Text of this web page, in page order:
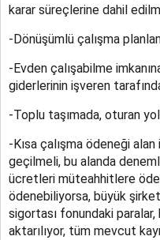
karar süreçlerine dahil
-Dönüşümlü çalışma
-Evden çalışabilme
giderlerinin işveren
-Toplu taşımada, oturan
-Kısa çalışma ödeneği alan
geçilmeli, bu alanda
ücretleri müteahhitlere
ödenebiliyorsa, büyük
sigortası fonundaki paralar,
aktarılıyor, tüm mevcut